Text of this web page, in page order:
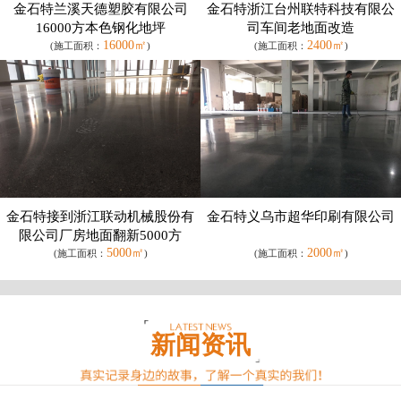
金石特兰溪天德塑胶有限公司
16000方本色钢化地坪
(施工面积： 16000㎡)
金石特浙江台州联特科技有限公
司车间老地面改造
(施工面积： 2400㎡)
金石特接到浙江联动机械股份有
限公司厂房地面翻新5000方
(施工面积： 5000㎡)
金石特义乌市超华印刷有限公司
(施工面积： 2000㎡)
新闻资讯